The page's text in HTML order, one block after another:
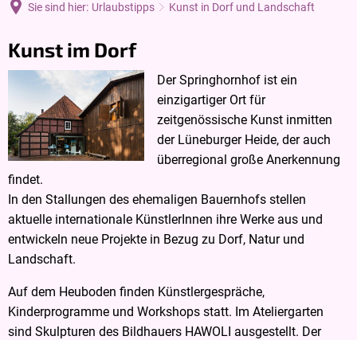
Sie sind hier: Urlaubstipps Kunst in Dorf und Landschaft
Kunst
in
Dorf
und
Landschaft
Kunst im Dorf
Der Springhornhof ist ein
einzigartiger Ort für
zeitgenössische Kunst inmitten
der Lüneburger Heide, der auch
überregional große Anerkennung
findet.
In den Stallungen des ehemaligen Bauernhofs stellen
aktuelle internationale KünstlerInnen ihre Werke aus und
entwickeln neue Projekte in Bezug zu Dorf, Natur und
Landschaft.
Auf dem Heuboden finden Künstlergespräche,
Kinderprogramme und Workshops statt. Im Ateliergarten
sind Skulpturen des Bildhauers HAWOLI ausgestellt. Der